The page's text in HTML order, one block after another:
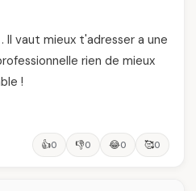
Il vaut mieux t'adresser a une
rien de mieux
!
👍0 👎0 😂0 🥰0